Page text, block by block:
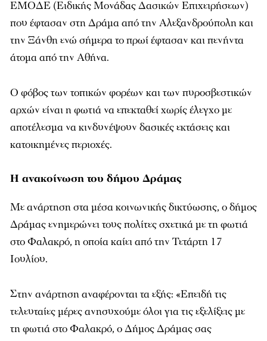
ΕΜΟΔΕ (Ειδικής Μονάδας Δασικών Επιχειρήσεων)
που έφτασαν στη Δράμα από την Αλεξανδρούπολη και
την Ξάνθη ενώ σήμερα το πρωί έφτασαν και πενήντα
άτομα από την Αθήνα.
Ο φόβος των τοπικών φορέων και των πυροσβεστικών
αρχών είναι η φωτιά να επεκταθεί χωρίς έλεγχο με
αποτέλεσμα να κινδυνέψουν δασικές εκτάσεις και
κατοικημένες περιοχές.
Η ανακοίνωση του δήμου Δράμας
Με ανάρτηση στα μέσα κοινωνικής δικτύωσης, ο δήμος
Δράμας ενημερώνει τους πολίτες σχετικά με τη φωτιά
στο Φαλακρό, η οποία καίει από την Τετάρτη 17
Ιουλίου.
Στην ανάρτηση αναφέρονται τα εξής: «Επειδή τις
τελευταίες μέρες ανησυχούμε όλοι για τις εξελίξεις με
τη φωτιά στο Φαλακρό, ο Δήμος Δράμας σας